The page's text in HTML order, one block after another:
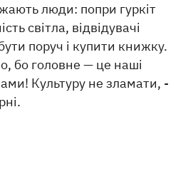
люди: попри гуркіт
світла, відвідувачі
поруч і купити книжку.
бо головне — це наші
Культуру не зламати, -